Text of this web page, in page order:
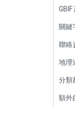
GBIF
關鍵
聯絡
地理
分類
額外